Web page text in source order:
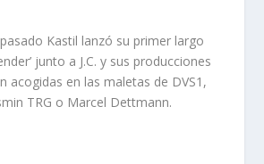
Kastil lanzó su primer largo
junto a J.C. y sus producciones
acogidas en las maletas de DVS1,
TRG o Marcel Dettmann.